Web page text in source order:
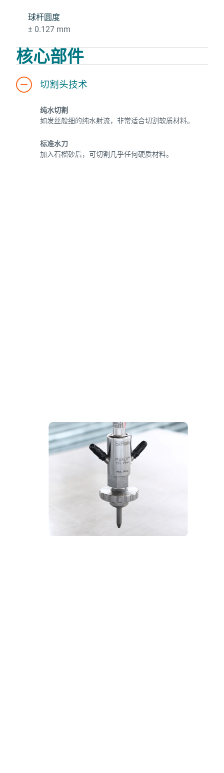
球杆圆度
± 0.127 mm
核心部件
切割头技术
纯水切割
如发丝般细的纯水射流，非常适合切割软质材料。
标准水刀
加入石榴砂后，可切割几乎任何硬质材料。